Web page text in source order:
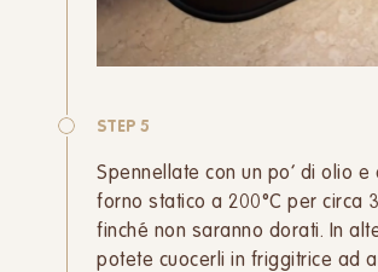
STEP 5
Spennellate con un po’ di olio e
forno statico a 200°C per circa
finché non saranno dorati. In
potete cuocerli in friggitrice ad